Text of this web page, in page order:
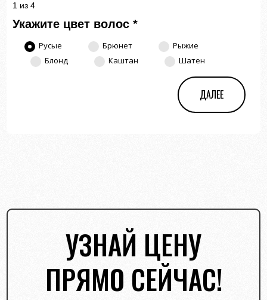
1 из 4
Укажите цвет волос*
Русые Брюнет
Рыжие
Блонд
Каштан Шатен
ДАЛЕЕ
УЗНАЙ ЦЕНУ
ПРЯМО СЕЙЧАС!